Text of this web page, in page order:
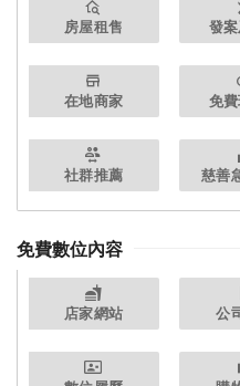
房屋租售 發
在地商家 免
社群推薦 慈善
免費數位內容
店家網站 公